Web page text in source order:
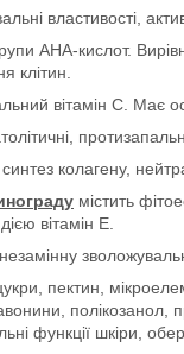
властивості,
АНА-кислот.
клітин.
вітамін С. Має
колагену,
містить
вітамін Е.
пектин,
полікозанол,
функції шкіри,